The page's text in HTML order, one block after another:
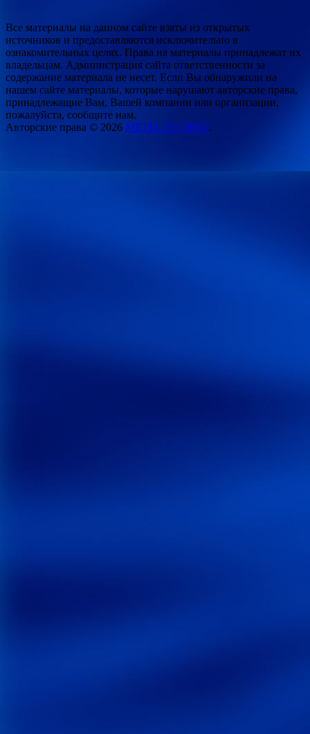
Все материалы на данном сайте взяты из открытых
источников и предоставляются исключительно в
ознакомительных целях. Права на материалы принадлежат их
владельцам. Администрация сайта ответственности за
содержание материала не несет. Если Вы обнаружили на
нашем сайте материалы, которые нарушают авторские права,
принадлежащие Вам, Вашей компании или организации,
пожалуйста, сообщите нам.
Авторские права © 2026 METIZ-TECHNO.